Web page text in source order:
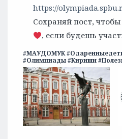
https://
Сохраняй пост,
, если будешь
#МАУДОМУК
#Олимпиады #Кириши